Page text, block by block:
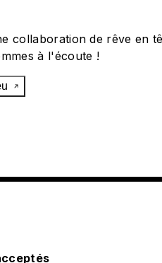
collaboration de rêve en
à l'écoute !